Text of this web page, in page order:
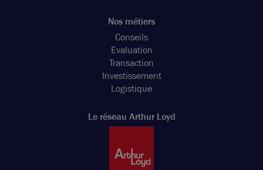
Nos métiers
Conseils
Evaluation
Transaction
Investissement
Logistique
Le réseau Arthur Loyd